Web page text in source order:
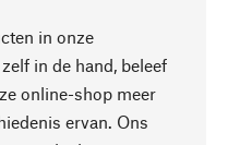
in onze
in de hand, beleef
online-shop meer
ervan. Ons
Naar boven